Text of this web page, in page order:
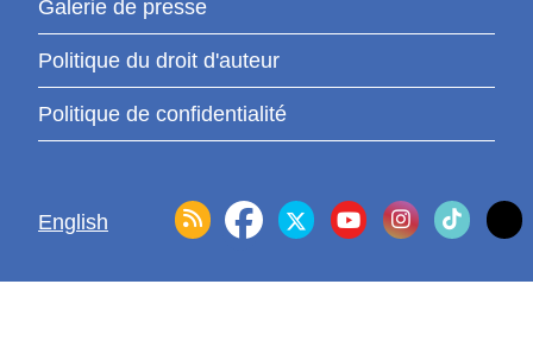
Galerie de presse
Politique du droit d'auteur
Politique de confidentialité
English